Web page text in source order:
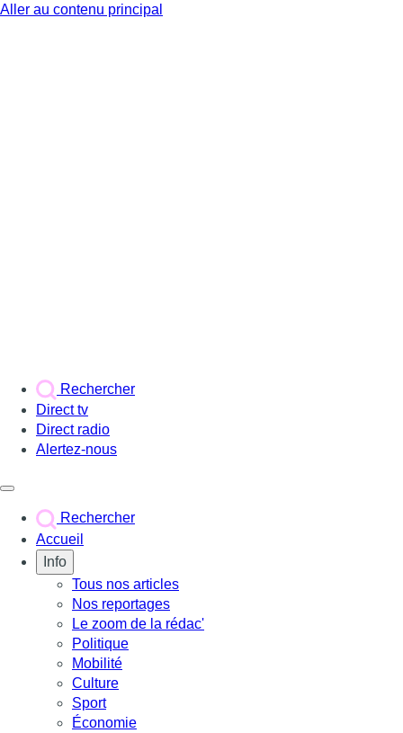
Aller au contenu principal
Rechercher
Direct tv
Direct radio
Alertez-nous
Rechercher
Accueil
Info
Tous nos articles
Nos reportages
Le zoom de la rédac'
Politique
Mobilité
Culture
Sport
Économie